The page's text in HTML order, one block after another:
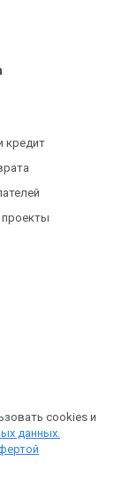
кредит
cookies и
данных.